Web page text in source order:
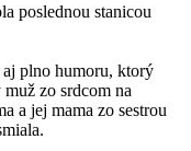
poslednou stanicou
plno humoru, ktorý
zo srdcom na
a jej mama zo sestrou